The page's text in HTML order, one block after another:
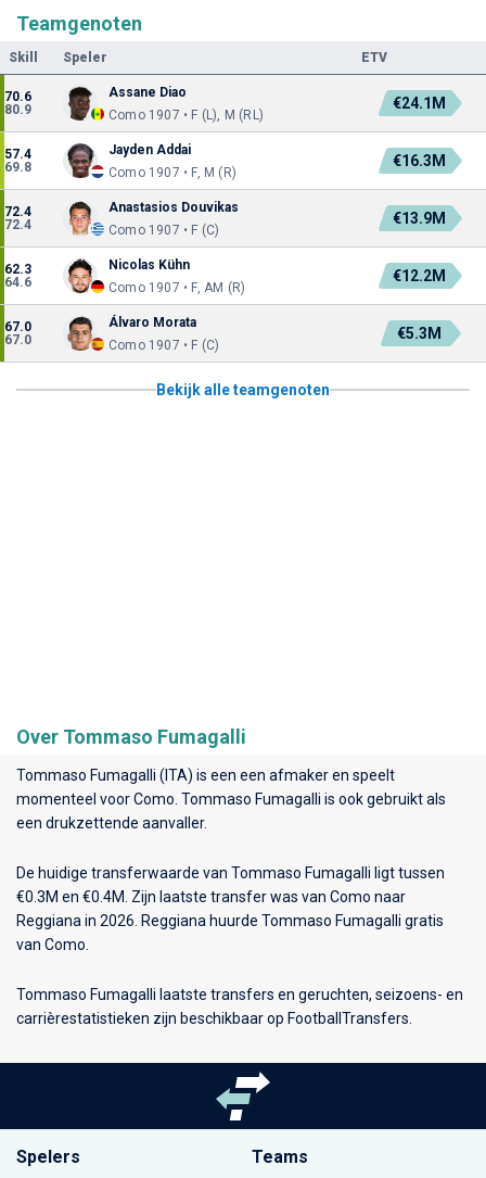
Teamgenoten
Skill Speler ETV
70.6
80.9
Assane Diao
Como 1907 • F (L), M (RL)
€24.1M
57.4
69.8
Jayden Addai
Como 1907 • F, M (R)
€16.3M
72.4
72.4
Anastasios Douvikas
Como 1907 • F (C)
€13.9M
62.3
64.6
Nicolas Kühn
Como 1907 • F, AM (R)
€12.2M
67.0
67.0
Álvaro Morata
Como 1907 • F (C)
€5.3M
Bekijk alle teamgenoten
Over Tommaso Fumagalli
Tommaso Fumagalli (ITA) is een een afmaker en speelt
momenteel voorComo . Tommaso Fumagalli is ook gebruikt als
een drukzettende aanvaller.
De huidige transferwaarde van Tommaso Fumagalli ligt tussen
€0.3M en €0.4M. Zijn laatste transfer was van Como naar
Reggiana in 2026. Reggiana huurde Tommaso Fumagalli gratis
van Como.
Tommaso Fumagalli laatste transfers en geruchten, seizoens- en
carrièrestatistieken zijn beschikbaar op FootballTransfers.
Spelers Teams